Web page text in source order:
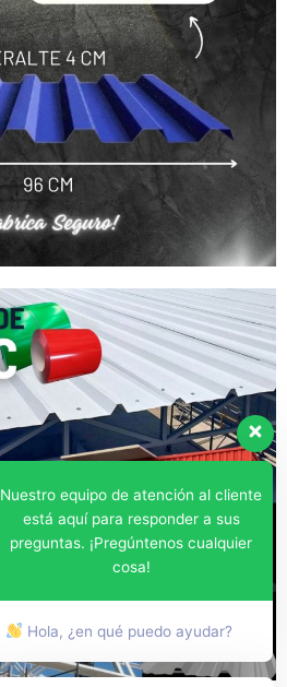
Nuestro equipo de atención al cliente
está aquí para responder a sus
preguntas. ¡Pregúntenos cualquier
cosa!
Hola, ¿en qué puedo ayudar?